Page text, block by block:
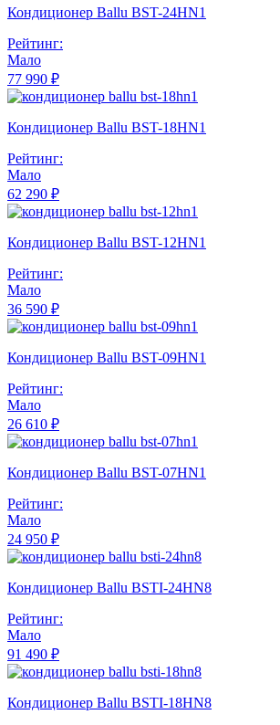
Кондиционер Ballu BST-24HN1
Рейтинг:
Мало
77 990 ₽
Кондиционер Ballu BST-18HN1
Рейтинг:
Мало
62 290 ₽
Кондиционер Ballu BST-12HN1
Рейтинг:
Мало
36 590 ₽
Кондиционер Ballu BST-09HN1
Рейтинг:
Мало
26 610 ₽
Кондиционер Ballu BST-07HN1
Рейтинг:
Мало
24 950 ₽
Кондиционер Ballu BSTI-24HN8
Рейтинг:
Мало
91 490 ₽
Кондиционер Ballu BSTI-18HN8